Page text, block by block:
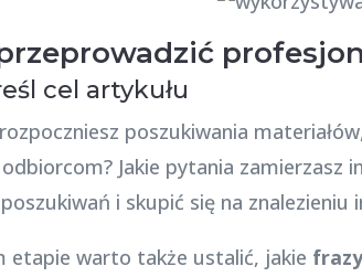
cel artykułu
poszukiwania
Jakie pytania zamierzasz
i skupić się na
etapie warto także ustalić, jakie